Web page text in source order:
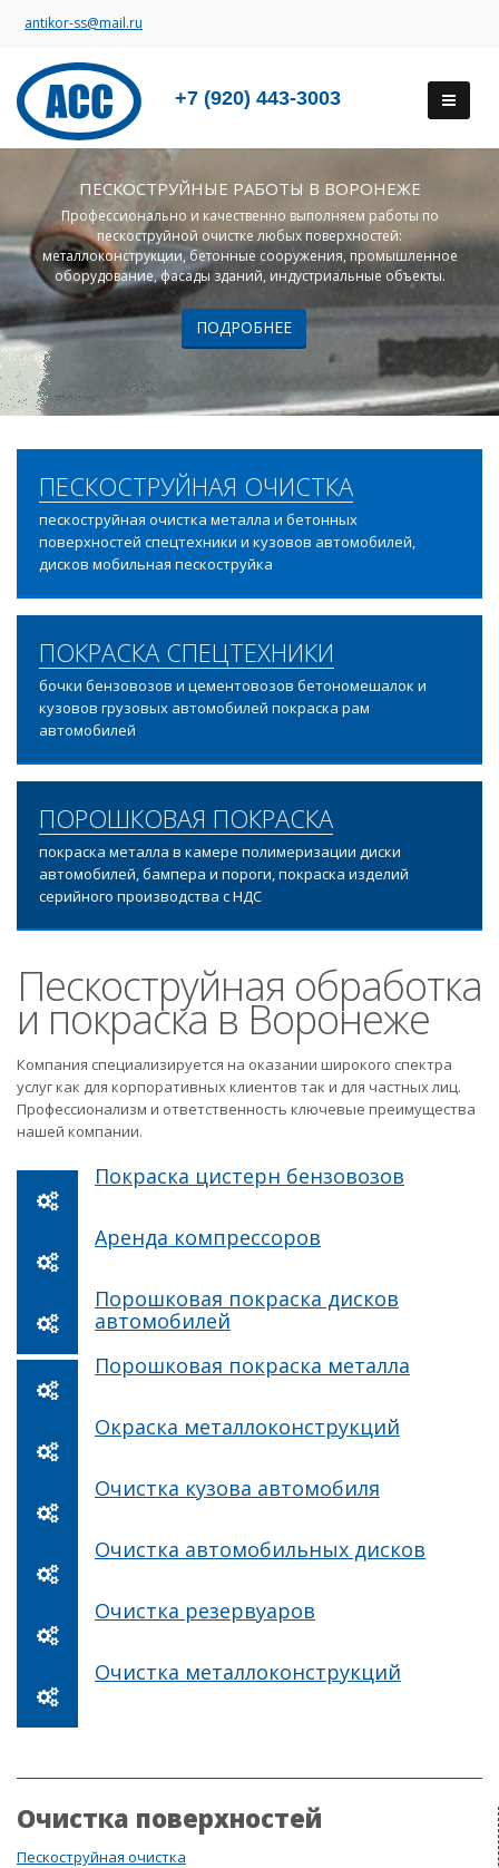
antikor-ss@mail.ru
+7 (920) 443-3003
ПЕСКОСТРУЙНЫЕ РАБОТЫ В ВОРОНЕЖЕ
Профессионально и качественно выполняем работы по
пескоструйной очистке любых поверхностей:
металлоконструкции, бетонные сооружения, промышленное
оборудование, фасады зданий, индустриальные объекты.
ПОДРОБНЕЕ
ПЕСКОСТРУЙНАЯ ОЧИСТКА
пескоструйная очистка металла и бетонных
поверхностей спецтехники и кузовов автомобилей,
дисков мобильная пескоструйка
ПОКРАСКА СПЕЦТЕХНИКИ
бочки бензовозов и цементовозов бетономешалок и
кузовов грузовых автомобилей покраска рам
автомобилей
ПОРОШКОВАЯ ПОКРАСКА
покраска металла в камере полимеризации диски
автомобилей, бампера и пороги, покраска изделий
серийного производства с НДС
Пескоструйная обработка
и покраска в Воронеже
Компания специализируется на оказании широкого спектра
услуг как для корпоративных клиентов так и для частных лиц.
Профессионализм и ответственность ключевые преимущества
нашей компании.
Покраска цистерн бензовозов
Аренда компрессоров
Порошковая покраска дисков
автомобилей
Порошковая покраска металла
Окраска металлоконструкций
Очистка кузова автомобиля
Очистка автомобильных дисков
Очистка резервуаров
Очистка металлоконструкций
Очистка поверхностей
Пескоструйная очистка